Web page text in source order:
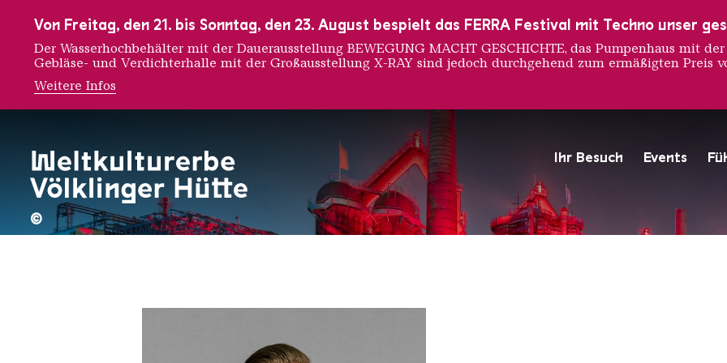
Ihr Besuch Events
Daan
Hochofengruppe in Rot
Copyright: Weltkulturerbe
©
Von Freitag, den 21. bis Sonntag, den 23. August bespielt das FERRA Festival mit Techno unser
Der Wasserhochbehälter mit der Dauerausstellung BEWEGUNG MACHT GESCHICHTE, das Pumpenhaus mit
Gebläse- und Verdichterhalle mit der Großausstellung X-RAY sind jedoch durchgehend zum ermäßigten Preis
Weitere Infos